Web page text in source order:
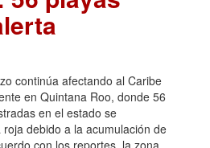
continúa afectando al Caribe
en Quintana Roo, donde 56
en el estado se
debido a la acumulación de
con los reportes, la zona